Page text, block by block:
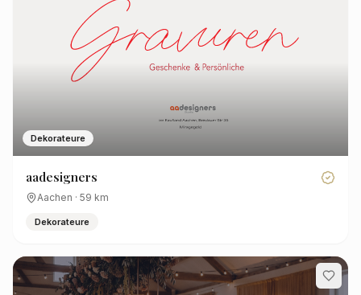
Dekorateure
aadesigners
Aachen · 59 km
Dekorateure